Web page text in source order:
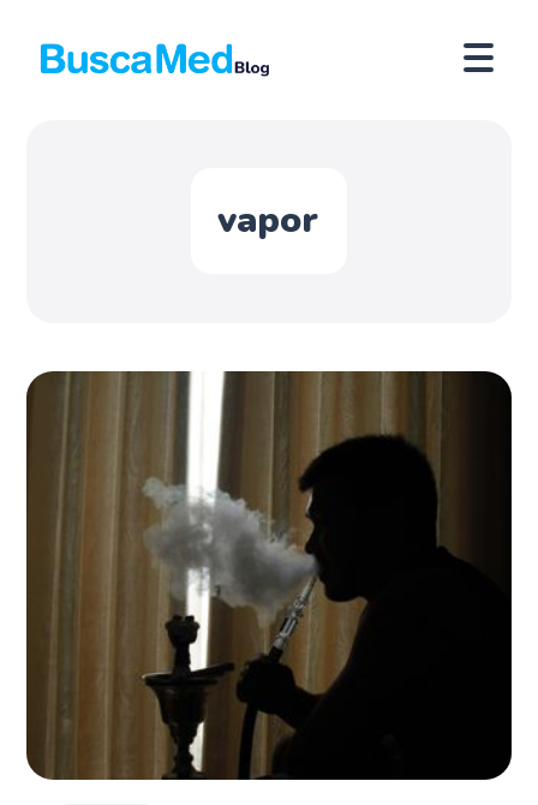
vapor